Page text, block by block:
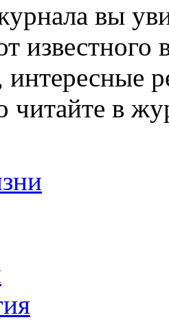
вы
известного
интересные
читайте в